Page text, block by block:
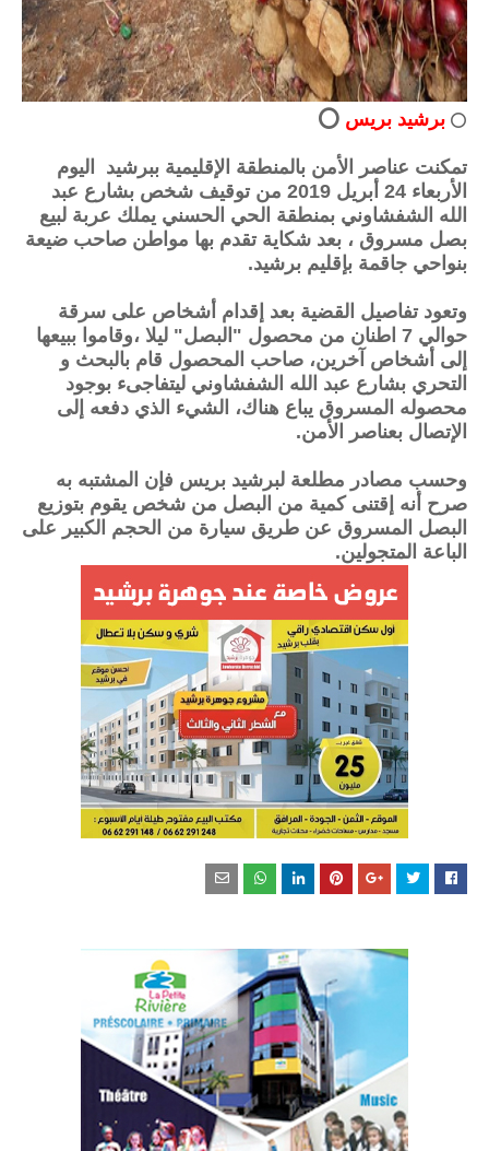
⭕ برشيد بريس ⭕
تمكنت عناصر الأمن بالمنطقة الإقليمية ببرشيد اليوم
الأربعاء 24 أبريل 2019 من توقيف شخص بشارع عبد
الله الشفشاوني بمنطقة الحي الحسني يملك عربة لبيع
بصل مسروق ، بعد شكاية تقدم بها مواطن صاحب ضيعة
بنواحي جاقمة بإقليم برشيد.
وتعود تفاصيل القضية بعد إقدام أشخاص على سرقة
حوالي 7 اطنان من محصول "البصل" ليلا ،وقاموا ببيعها
إلى أشخاص آخرين، صاحب المحصول قام بالبحث و
التحري بشارع عبد الله الشفشاوني ليتفاجىء بوجود
محصوله المسروق يباع هناك، الشيء الذي دفعه إلى
الإتصال بعناصر الأمن.
وحسب مصادر مطلعة لبرشيد بريس فإن المشتبه به
صرح أنه إقتنى كمية من البصل من شخص يقوم بتوزيع
البصل المسروق عن طريق سيارة من الحجم الكبير على
الباعة المتجولين.